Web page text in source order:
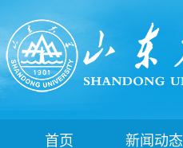
首页 新闻动态